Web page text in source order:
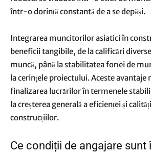
într-o dorință constantă de a se depăși.
Integrarea muncitorilor asiatici în
beneficii tangibile, de la calificări
muncă, până la stabilitatea forței de
la cerințele proiectului. Aceste avantaje
finalizarea lucrărilor în termenele
la creșterea generală a eficienței și
construcțiilor.
Ce condiții de angajare sunt